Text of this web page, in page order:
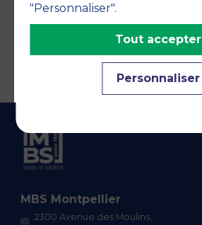
MBS Montpellier
2300 Avenue des Moulins,
"Personnaliser".
Personnaliser
Tout accepter